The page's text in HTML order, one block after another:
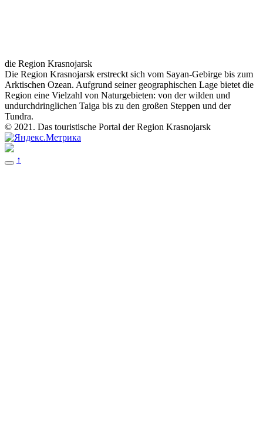
die Region Krasnojarsk
Die Region Krasnojarsk erstreckt sich vom Sayan-Gebirge bis zum
Arktischen Ozean. Aufgrund seiner geographischen Lage bietet die
Region eine Vielzahl von Naturgebieten: von der wilden und
undurchdringlichen Taiga bis zu den großen Steppen und der
Tundra.
© 2021. Das touristische Portal der Region Krasnojarsk
↑